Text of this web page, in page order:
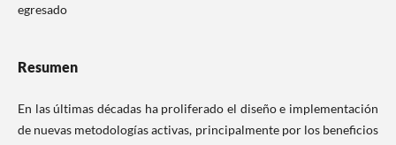
egresado
Resumen
En las últimas décadas ha proliferado el diseño e implementación
de nuevas metodologías activas, principalmente por los beneficios